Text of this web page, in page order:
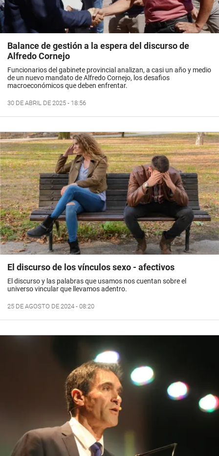
Balance de gestión a la espera del discurso de
Alfredo Cornejo
Funcionarios del gabinete provincial analizan, a casi un año y medio
de un nuevo mandato de Alfredo Cornejo, los desafios
macroeconómicos que deben enfrentar.
30 DE ABRIL DE 2025 - 18:56
El discurso de los vínculos sexo - afectivos
El discurso y las palabras que usamos nos cuentan sobre el
universo vincular que llevamos adentro.
25 DE AGOSTO DE 2024 - 08:20